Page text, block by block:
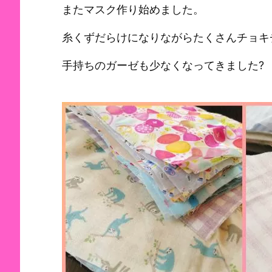
またマスク作り始めました。
糸くずだらけになりながらたくさんチョ
手持ちのガーゼも少なくなってきました?